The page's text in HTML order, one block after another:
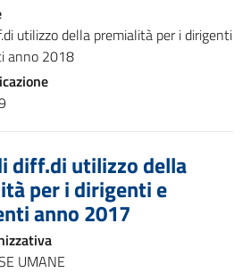
utilizzo della premialità per i dirigenti
anno 2018
diff.di utilizzo della
per i dirigenti e
anno 2017
UMANE